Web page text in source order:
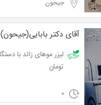
جیحون
آقای دکتر بابایی(جیحون)
تومان
0